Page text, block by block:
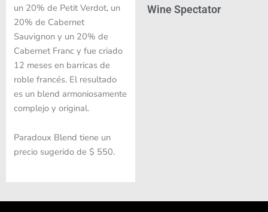
un 20% de Petit Verdot, un
20% de Cabernet
Sauvignon y un 20% de
Cabernet Franc y fue criado
12 meses en barricas de
roble francés. El resultado
es un blend armoniosamente
complejo y original.
Paradoux Blend tiene un
precio sugerido de $ 550.
Wine Spectator